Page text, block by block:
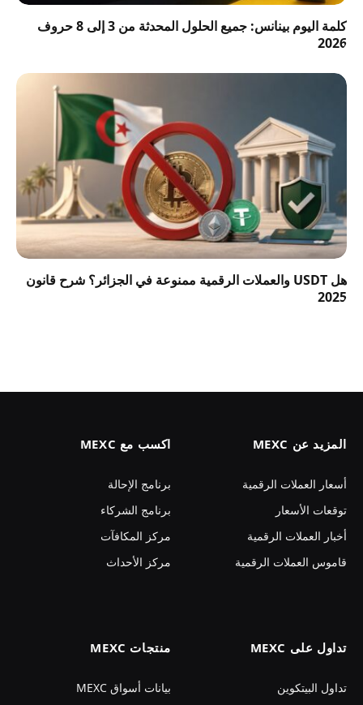
كلمة اليوم بينانس: جميع الحلول المحدثة من 3 إلى 8 حروف
2026
هل USDT والعملات الرقمية ممنوعة في الجزائر؟ شرح قانون
2025
المزيد عن MEXC
أسعار العملات الرقمية
توقعات الأسعار
أخبار العملات الرقمية
قاموس العملات الرقمية
اكسب مع MEXC
برنامج الإحالة
برنامج الشركاء
مركز المكافآت
مركز الأحداث
تداول على MEXC
تداول البيتكوين
منتجات MEXC
بيانات أسواق MEXC